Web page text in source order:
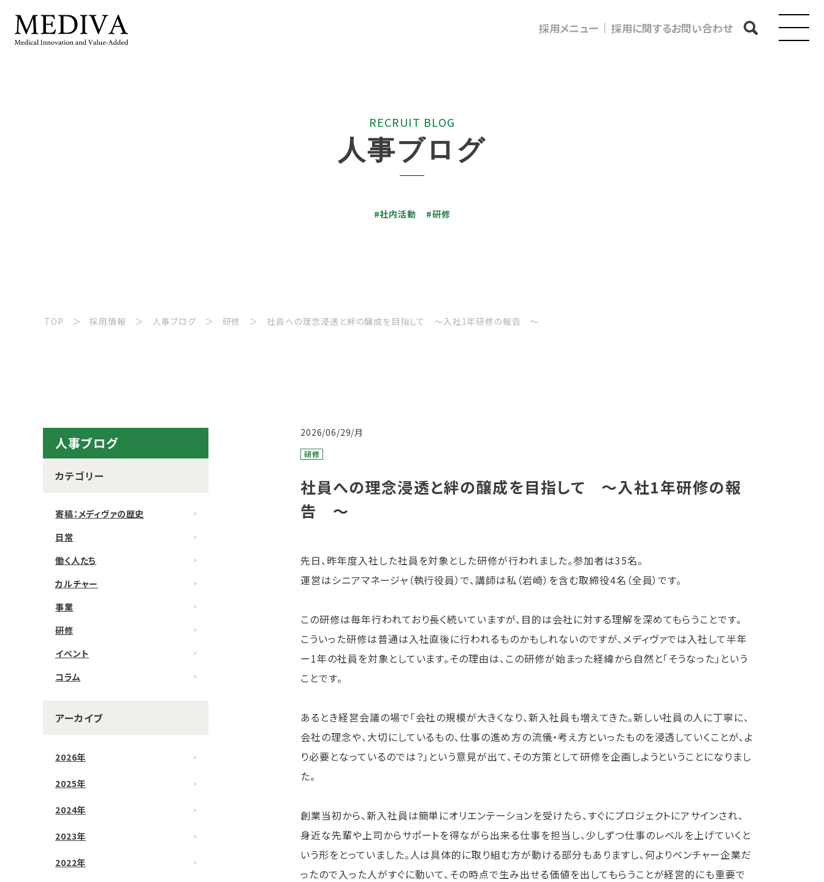
採用メニュー 採用に関するお問い合わせ
RECRUIT BLOG
人事ブロ グ
#社内活動 #研修
TOP 採用情報 人事ブログ 研修 社員への理念浸透と絆の醸成を目指して 〜入社1年研修の報告 〜
人事ブログ
カテゴリー
寄稿：メディヴァの歴史
日常
働く人たち
カルチャー
事業
研修
イベント
コラム
アーカイブ
2026年
2025年
2024年
2023年
2022年
2026/06/29/月
研修
社員への理念浸透と絆の醸成を目指して 〜入社1年研修の報
告 〜
先日、昨年度入社した社員を対象とした研修が行われました。参加者は35名。
運営はシニアマネージャ（執行役員）で、講師は私（岩崎）を含む取締役4名（全員）です。
この研修は毎年行われており長く続いていますが、目的は会社に対する理解を深めてもらうことです。
こういった研修は普通は入社直後に行われるものかもしれないのですが、メディヴァでは入社して半年
ー1年の社員を対象としています。その理由は、この研修が始まった経緯から自然と「そうなった」という
ことです。
あるとき経営会議の場で「会社の規模が大きくなり、新入社員も増えてきた。新しい社員の人に丁寧に、
会社の理念や、大切にしているもの、仕事の進め方の流儀・考え方といったものを浸透していくことが、よ
り必要となっているのでは？」という意見が出て、その方策として研修を企画しようということになりまし
た。
創業当初から、新入社員は簡単にオリエンテーションを受けたら、すぐにプロジェクトにアサインされ、
身近な先輩や上司からサポートを得ながら出来る仕事を担当し、少しずつ仕事のレベルを上げていくと
いう形をとっていました。人は具体的に取り組む方が動ける部分もありますし、何よりベンチャー企業だ
ったので入った人がすぐに動いて、その時点で生み出せる価値を出してもらうことが経営的にも重要で